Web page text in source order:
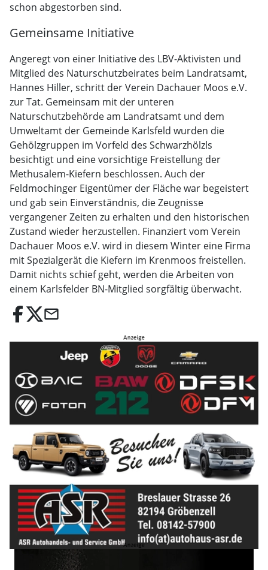
schon abgestorben sind.
Gemeinsame Initiative
Angeregt von einer Initiative des LBV-Aktivisten und
Mitglied des Naturschutzbeirates beim Landratsamt,
Hannes Hiller, schritt der Verein Dachauer Moos e.V.
zur Tat. Gemeinsam mit der unteren
Naturschutzbehörde am Landratsamt und dem
Umweltamt der Gemeinde Karlsfeld wurden die
Gehölzgruppen im Vorfeld des Schwarzhölzls
besichtigt und eine vorsichtige Freistellung der
Methusalem-Kiefern beschlossen. Auch der
Feldmochinger Eigentümer der Fläche war begeistert
und gab sein Einverständnis, die Zeugnisse
vergangener Zeiten zu erhalten und den historischen
Zustand wieder herzustellen. Finanziert vom Verein
Dachauer Moos e.V. wird in diesem Winter eine Firma
mit Spezialgerät die Kiefern im Krenmoos freistellen.
Damit nichts schief geht, werden die Arbeiten von
einem Karlsfelder BN-Mitglied sorgfältig überwacht.
email